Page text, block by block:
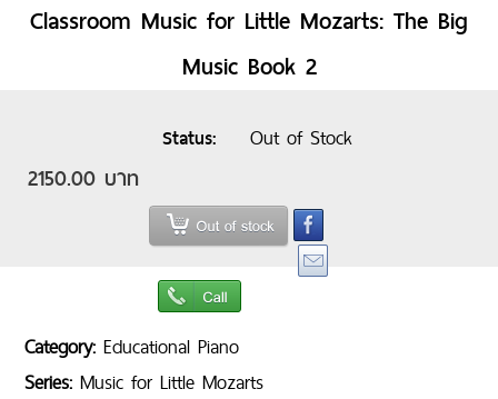
Classroom Music for Little Mozarts: The Big
Music Book 2
Status Out of Stock
2150.00 บาท
Category:Educational Piano
Series:Music for Little Mozarts